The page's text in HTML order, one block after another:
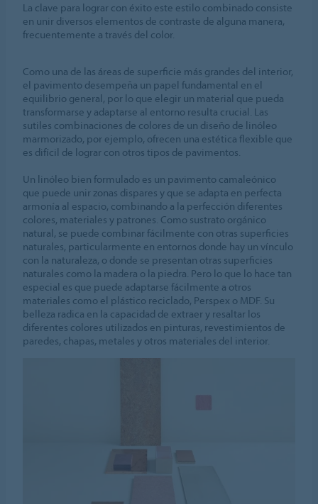
La clave para lograr con éxito este estilo combinado consiste
en unir diversos elementos de contraste de alguna manera,
frecuentemente a través del color.
Como una de las áreas de superficie más grandes del interior,
el pavimento desempeña un papel fundamental en el
equilibrio general, por lo que elegir un material que pueda
transformarse y adaptarse al entorno resulta crucial. Las
sutiles combinaciones de colores de un diseño de linóleo
marmorizado, por ejemplo, ofrecen una estética flexible que
es difícil de lograr con otros tipos de pavimentos.
Un linóleo bien formulado es un pavimento camaleónico
que puede unir zonas dispares y que se adapta en perfecta
armonía al espacio, combinando a la perfección diferentes
colores, materiales y patrones. Como sustrato orgánico
natural, se puede combinar fácilmente con otras superficies
naturales, particularmente en entornos donde hay un vínculo
con la naturaleza, o donde se presentan otras superficies
naturales como la madera o la piedra. Pero lo que lo hace tan
especial es que puede adaptarse fácilmente a otros
materiales como el plástico reciclado, Perspex o MDF. Su
belleza radica en la capacidad de extraer y resaltar los
diferentes colores utilizados en pinturas, revestimientos de
paredes, chapas, metales y otros materiales del interior.